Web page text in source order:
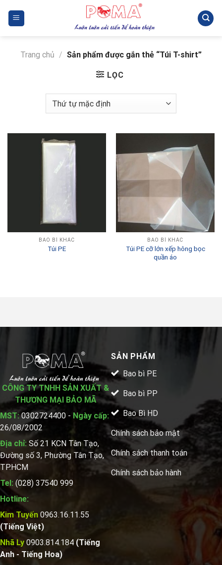
Trang chủ / Sản phẩm được gắn thẻ “Túi T-shirt”
LỌC
BAO BÌ KHÁC
Túi PE
BAO BÌ KHÁC
Túi PE cỡ lớn xếp hông bọc
quần áo
CÔNG TY TNHH SẢN XUẤT &
THƯƠNG MẠI BẢO MÃ
MST:0302724400 - Ngày cấp:
26/08/2002
Địa chỉ: Số 21 KCN Tân Tạo,
Đường số 3, Phường Tân Tạo,
TP.HCM
Tel: (028) 37540 999
Hotline:
Kim Tuyến 0963.16.11.55
(Tiếng Việt)
Nhã Ly 0903.814.184 (Tiếng
Anh - Tiếng Hoa)
SẢN PHẨM
Bao bì PE
Bao bì PP
Bao Bì HD
Chính sách bảo mật
Chính sách thanh toán
Chính sách bảo hành